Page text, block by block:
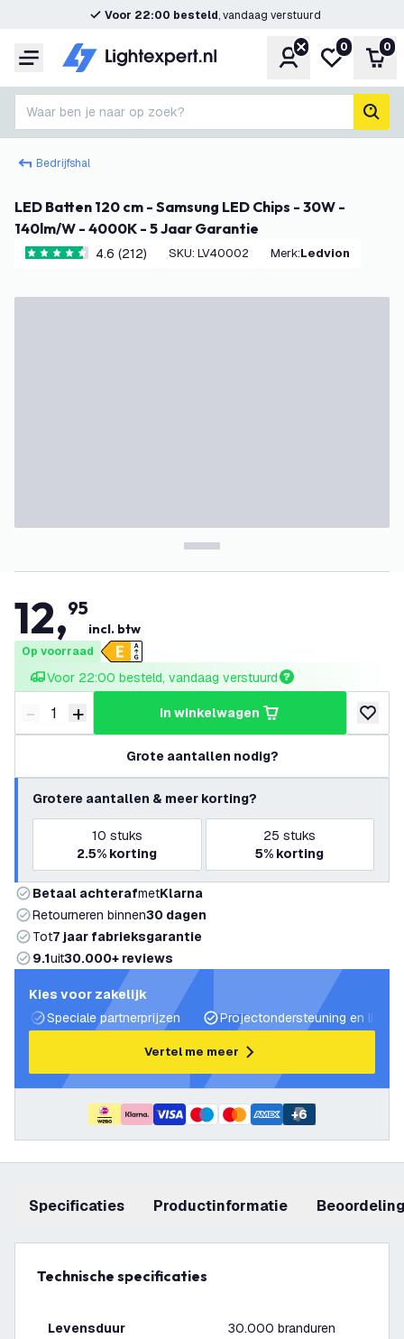
Voor 22:00 besteld, vandaag verstuurd
Menu Account
Mijn
0 0
Waar ben je naar op zoek?
Bedrijfshal
LED Batten 120 cm - Samsung LED Chips - 30W -
140lm/W - 4000K - 5 Jaar Garantie
4.6 score sterren
4.6 (212) SKU: LV40002 Merk: Ledvion
12,95
incl. btw
Op voorraad
Voor 22:00 besteld, vandaag verstuurd
Verminder hoeveelheid
- Verhoog hoeveelheid
+ in winkelwagen
Grote aantallen nodig?
Grotere aantallen & meer korting?
10 stuks
2.5% korting
25 stuks
5% korting
Betaal achterafmetKlarna
Retourneren binnen30 dagen
Tot7 jaar fabrieksgarantie
9.1uit30.000+ reviews
Kies voor zakelijk
Speciale partnerprijzen
Projectondersteuning en
Vertel me meer
+6
Specificaties productinformatie
Technische specificaties
Levensduur 30.000 branduren